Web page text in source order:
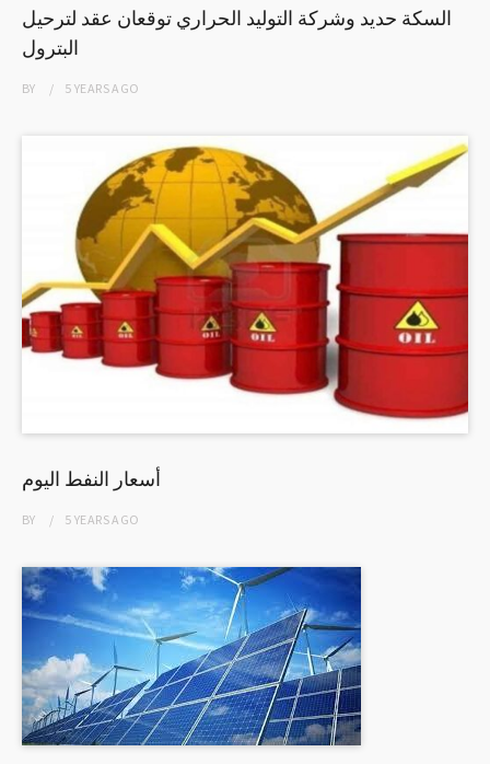
السكة حديد وشركة التوليد الحراري توقعان عقد لترحيل
البترول
BY 5 YEARSAGO
أسعار النفط اليوم
BY 5 YEARSAGO